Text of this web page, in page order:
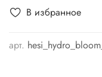
В избранное
арт.